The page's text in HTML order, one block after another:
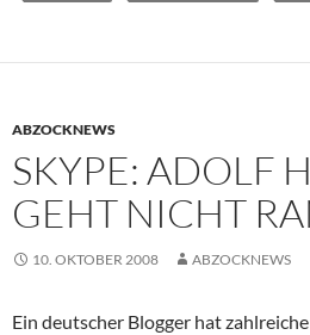
ABZOCKNEWS
SKYPE: ADOLF
GEHT NICHT
10. OKTOBER 2008 ABZOCKNEWS
Ein deutscher Blogger hat